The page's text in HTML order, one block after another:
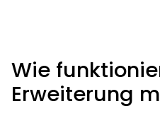
Wie
Erweiterung